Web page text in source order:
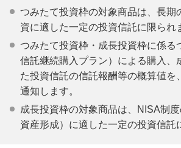
つみたて投資枠の対象商品は、長期
資に適した一定の投資信託に限られ
つみたて投資枠・成長投資枠に係る
信託継続購入プラン）による購入、
た投資信託の信託報酬等の概算値を
通知します。
成長投資枠の対象商品は、NISA制
資産形成）に適した一定の投資信託